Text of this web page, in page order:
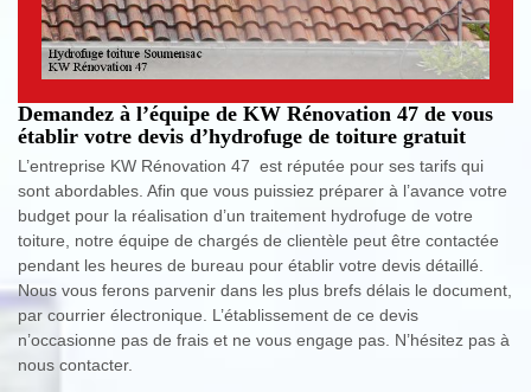
Demandez à l’équipe de KW Rénovation 47 de vous
établir votre devis d’hydrofuge de toiture gratuit
L’entreprise KW Rénovation 47 est réputée pour ses tarifs qui
sont abordables. Afin que vous puissiez préparer à l’avance votre
budget pour la réalisation d’un traitement hydrofuge de votre
toiture, notre équipe de chargés de clientèle peut être contactée
pendant les heures de bureau pour établir votre devis détaillé.
Nous vous ferons parvenir dans les plus brefs délais le document,
par courrier électronique. L’établissement de ce devis
n’occasionne pas de frais et ne vous engage pas. N’hésitez pas à
nous contacter.